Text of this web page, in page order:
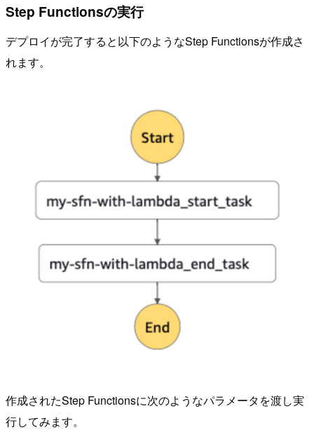
Step Functionsの実行
デプロイが完了すると以下のようなStep Functionsが作成さ
れます。
作成されたStep Functionsに次のようなパラメータを渡し実
行してみます。